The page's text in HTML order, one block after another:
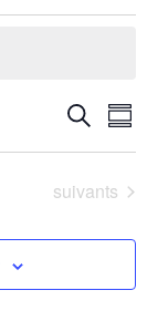
et
de
vues
Recherche
de
Évènements
suivants